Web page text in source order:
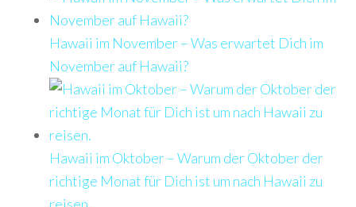
Hawaii im November – Was erwartet Dich im
November auf Hawaii?
Hawaii im Oktober – Warum der Oktober der
richtige Monat für Dich ist um nach Hawaii zu